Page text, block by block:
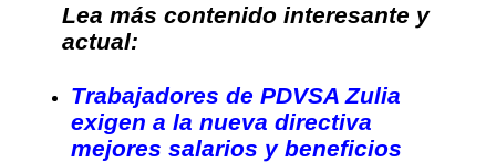
Lea más contenido interesante y
actual:
Trabajadores de PDVSA Zulia
exigen a la nueva directiva
mejores salarios y beneficios